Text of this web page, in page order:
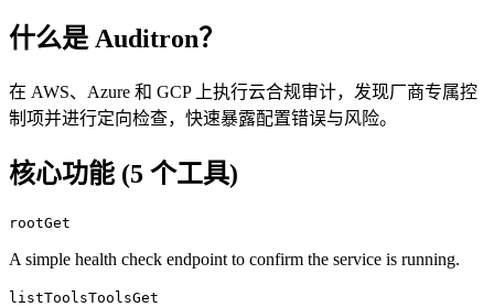
什么是 Auditron？
在 AWS、Azure 和 GCP 上执行云合规审计，发现厂商专属控
制项并进行定向检查，快速暴露配置错误与风险。
核心功能 (5 个工具)
rootGet
A simple health check endpoint to confirm the service is running.
listToolsToolsGet